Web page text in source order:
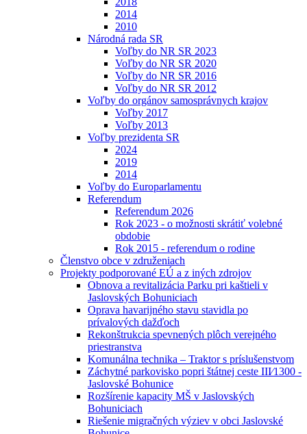
2014
2010
Národná rada SR
Voľby do NR SR 2023
Voľby do NR SR 2020
Voľby do NR SR 2016
Voľby do NR SR 2012
Voľby do orgánov samosprávnych krajov
Voľby 2017
Voľby 2013
Voľby prezidenta SR
2024
2019
2014
Voľby do Europarlamentu
Referendum
Referendum 2026
Rok 2023 - o možnosti skrátiť volebné
obdobie
Rok 2015 - referendum o rodine
Členstvo obce v združeniach
Projekty podporované EÚ a z iných zdrojov
Obnova a revitalizácia Parku pri kaštieli v
Jaslovských Bohuniciach
Oprava havarijného stavu stavidla po
prívalových dažďoch
Rekonštrukcia spevnených plôch verejného
priestranstva
Komunálna technika – Traktor s príslušenstvom
Záchytné parkovisko popri štátnej ceste III⁄1300 -
Jaslovské Bohunice
Rozšírenie kapacity MŠ v Jaslovských
Bohuniciach
Riešenie migračných výziev v obci Jaslovské